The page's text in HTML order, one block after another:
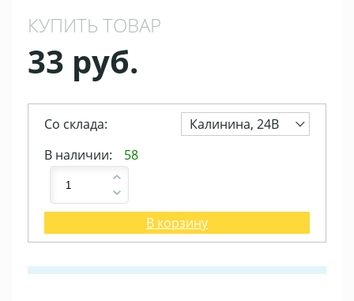
КУПИТЬ ТОВАР
33 руб.
Со склада:
Калинина, 24В
В наличии:
58
В корзину